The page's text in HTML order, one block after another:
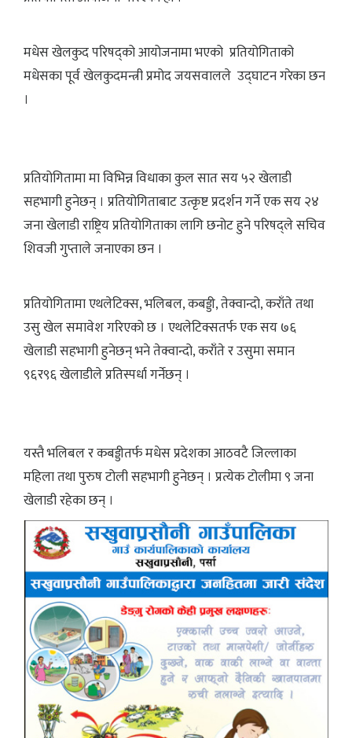
मधेस खेलकुद परिषद्को आयोजनामा भएको प्रतियोगिताको
मधेसका पूर्व खेलकुदमन्त्री प्रमोद जयसवालले उद्घाटन गरेका छन
।
प्रतियोगितामा मा विभिन्न विधाका कुल सात सय ५२ खेलाडी
सहभागी हुनेछन् । प्रतियोगिताबाट उत्कृष्ट प्रदर्शन गर्ने एक सय २४
जना खेलाडी राष्ट्रिय प्रतियोगिताका लागि छनोट हुने परिषद्ले सचिव
शिवजी गुप्ताले जनाएका छन ।
प्रतियोगितामा एथलेटिक्स, भलिबल, कबड्डी, तेक्वान्दो, कराँते तथा
उसु खेल समावेश गरिएको छ । एथलेटिक्सतर्फ एक सय ७६
खेलाडी सहभागी हुनेछन् भने तेक्वान्दो, कराँते र उसुमा समान
९६र९६ खेलाडीले प्रतिस्पर्धा गर्नेछन् ।
यस्तै भलिबल र कबड्डीतर्फ मधेस प्रदेशका आठवटै जिल्लाका
महिला तथा पुरुष टोली सहभागी हुनेछन् । प्रत्येक टोलीमा ९ जना
खेलाडी रहेका छन् ।